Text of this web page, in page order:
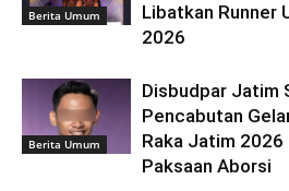
Berita Umum
Libatkan Runner
2026
Berita Umum
Disbudpar Jatim
Pencabutan
Raka Jatim 2026
Paksaan Aborsi